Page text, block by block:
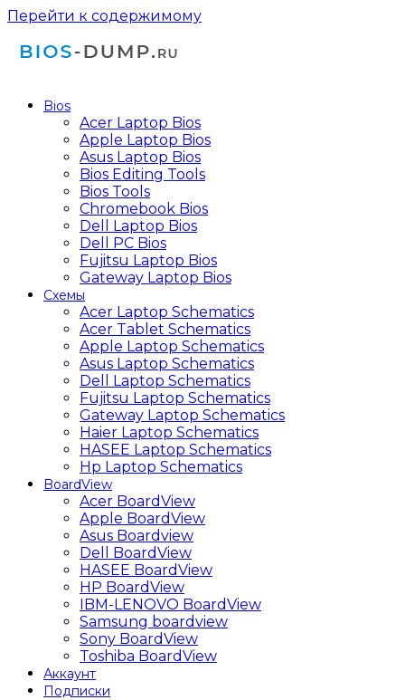
Перейти к содержимому
Bios
Acer Laptop Bios
Apple Laptop Bios
Asus Laptop Bios
Bios Editing Tools
Bios Tools
Chromebook Bios
Dell Laptop Bios
Dell PC Bios
Fujitsu Laptop Bios
Gateway Laptop Bios
Схемы
Acer Laptop Schematics
Acer Tablet Schematics
Apple Laptop Schematics
Asus Laptop Schematics
Dell Laptop Schematics
Fujitsu Laptop Schematics
Gateway Laptop Schematics
Haier Laptop Schematics
HASEE Laptop Schematics
Hp Laptop Schematics
BoardView
Acer BoardView
Apple BoardView
Asus Boardview
Dell BoardView
HASEE BoardView
HP BoardView
IBM-LENOVO BoardView
Samsung boardview
Sony BoardView
Toshiba BoardView
Аккаунт
Подписки